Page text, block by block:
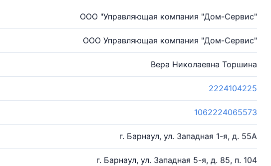
ООО "Управляющая компания "Дом-Сервис"
ООО Управляющая компания "Дом-Сервис"
Вера Николаевна Торшина
2224104225
1062224065573
г. Барнаул, ул. Западная 1-я, д. 55А
г. Барнаул, ул. Западная 5-я, д. 85, п. 104